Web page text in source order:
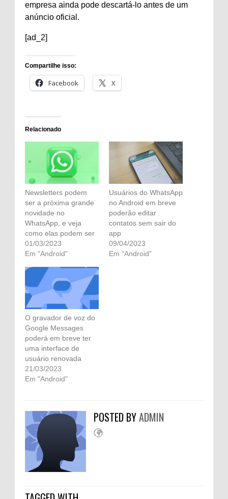
empresa ainda pode descartá-lo antes de um
anúncio oficial.
[ad_2]
Compartilhe isso:
Facebook X
Relacionado
Newsletters podem
ser a próxima grande
novidade no
WhatsApp, e veja
como elas podem ser
01/03/2023
Em "Android"
Usuários do WhatsApp
no ​​Android em breve
poderão editar
contatos sem sair do
app
09/04/2023
Em "Android"
O gravador de voz do
Google Messages
poderá em breve ter
uma interface de
usuário renovada
21/03/2023
Em "Android"
POSTED BYADMIN